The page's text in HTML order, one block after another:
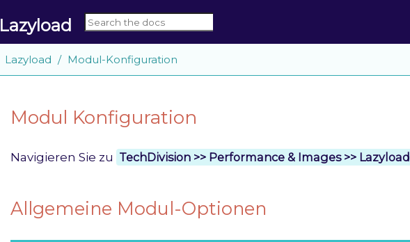
Lazyload
Lazyload Modul-Konfiguration
Modul Konfiguration
Navigieren Sie zu TechDivision >> Performance & Images >> Lazyload
Allgemeine Modul-Optionen